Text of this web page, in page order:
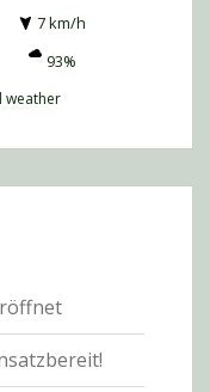
7 km/h
93%
weather